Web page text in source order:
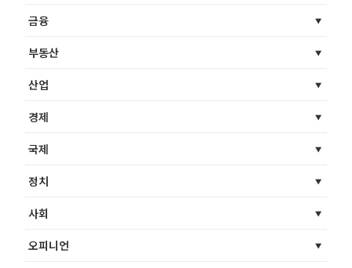
금융
부동산
산업
경제
국제
정치
사회
오피니언